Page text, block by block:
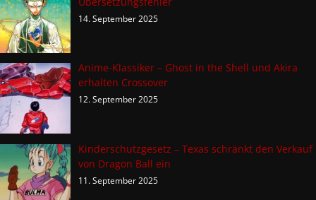
14. September 2025
Anime-Klassiker – Ghost in the Shell und Akira
erhalten Crossover
12. September 2025
Kinderschutzgesetz – Texas schränkt den Verkauf
von Dragon Ball ein
11. September 2025